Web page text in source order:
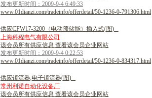
发布更新时间：2009-9-4 6:49:33
www.01dianzi.com/tradeinfo/offerdetail/50-1236-0-791306.html
供应CFW17-3200 （ 电动预储能） 插入式(图)
上海科程电气有限公司
该会员所有供应信息 查看该会员企业网站
发布更新时间：2009-9-4 0:22:53
www.01dianzi.com/tradeinfo/offerdetail/50-1236-0-834317.html
供应镇流器,电子镇流器(图)
常州利诺自动化设备厂
该会员所有供应信息 查看该会员企业网站